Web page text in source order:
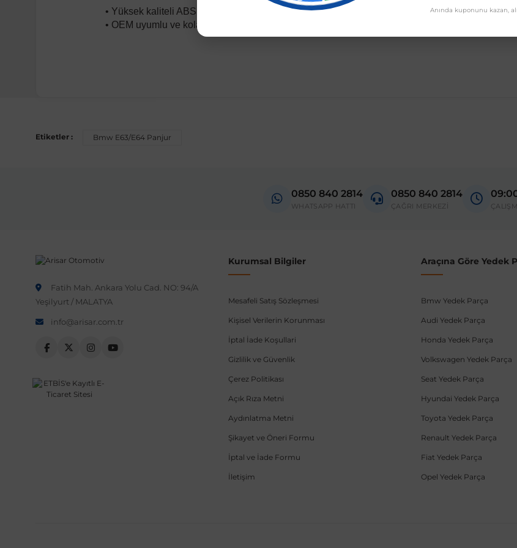
• Yüksek kaliteli ABS plastik malzeme
• OEM uyumlu ve kolay montaj
Araç üreticileri aynı model yılı içerisinde farklı donanım ve kasa tipleri kullanabilmektedir. Sipariş vermeden
Etiketler : Bmw E63/E64 Panjur
0850 840 2814
WHATSAPP HATTI
0850 840 2814
ÇAĞRI MERKEZİ
Fatih Mah. Ankara Yolu Cad. NO: 94/A
Yeşilyurt / MALATYA
info@arisar.com.tr
Kurumsal Bilgiler
Mesafeli Satış Sözleşmesi
Kişisel Verilerin Korunması
İptal İade Koşullari
Gizlilik ve Güvenlik
Çerez Politikası
Açık Rıza Metni
Aydınlatma Metni
Şikayet ve Öneri Formu
İptal ve İade Formu
İletişim
Araçına Göre Yedek
Bmw Yedek Parça
Audi Yedek Parça
Honda Yedek Parça
Volkswagen Yedek Parça
Seat Yedek Parça
Hyundai Yedek Parça
Toyota Yedek Parça
Renault Yedek Parça
Fiat Yedek Parça
Opel Yedek Parça
Anında kuponunu kazan,